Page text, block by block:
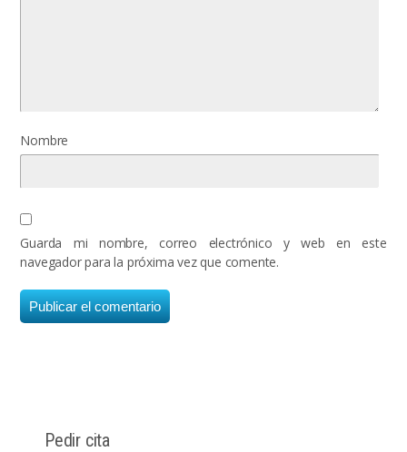
Nombre
Guarda mi nombre, correo electrónico y web en este
navegador para la próxima vez que comente.
Pedir cita